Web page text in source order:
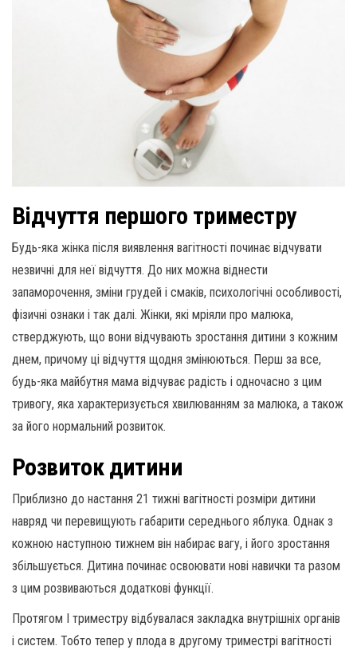
Відчуття першого триместру
Будь-яка жінка після виявлення вагітності починає відчувати
незвичні для неї відчуття. До них можна віднести
запаморочення, зміни грудей і смаків, психологічні особливості,
фізичні ознаки і так далі. Жінки, які мріяли про малюка,
стверджують, що вони відчувають зростання дитини з кожним
днем, причому ці відчуття щодня змінюються. Перш за все,
будь-яка майбутня мама відчуває радість і одночасно з цим
тривогу, яка характеризується хвилюванням за малюка, а також
за його нормальний розвиток.
Розвиток дитини
Приблизно до настання 21 тижні вагітності розміри дитини
навряд чи перевищують габарити середнього яблука. Однак з
кожною наступною тижнем він набирає вагу, і його зростання
збільшується. Дитина починає освоювати нові навички та разом
з цим розвиваються додаткові функції.
Протягом I триместру відбувалася закладка внутрішніх органів
і систем. Тобто тепер у плода в другому триместрі вагітності